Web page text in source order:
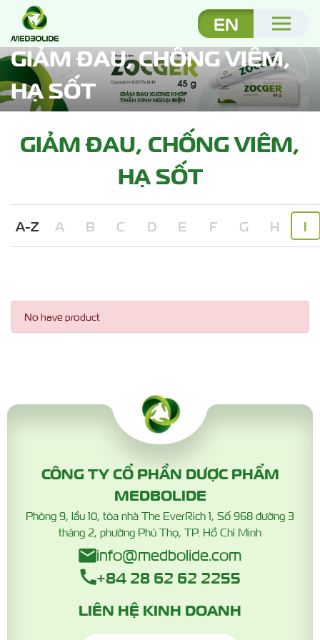
EN
GIẢM ĐAU, CHỐNG VIÊM,
HẠ SỐT
GIẢM ĐAU, CHỐNG VIÊM,
HẠ SỐT
A-Z A B C D E F G H I
No have product
CÔNG TY CỔ PHẦN DƯỢC PHẨM
MEDBOLIDE
Phòng 9, lầu 10, tòa nhà The EverRich 1, Số 968 đường 3
tháng 2, phường Phú Thọ, TP. Hồ Chí Minh
info@medbolide.com
+84 28 62 62 2255
LIÊN HỆ KINH DOANH